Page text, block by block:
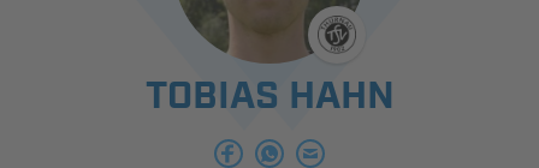
SPIELBETRIEB & VERBANDSLEBEN
AUSBILDUNG & FÖRDERUNG
TOBIAS HAHN